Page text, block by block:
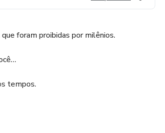
foram proibidas por milênios.
tempos.